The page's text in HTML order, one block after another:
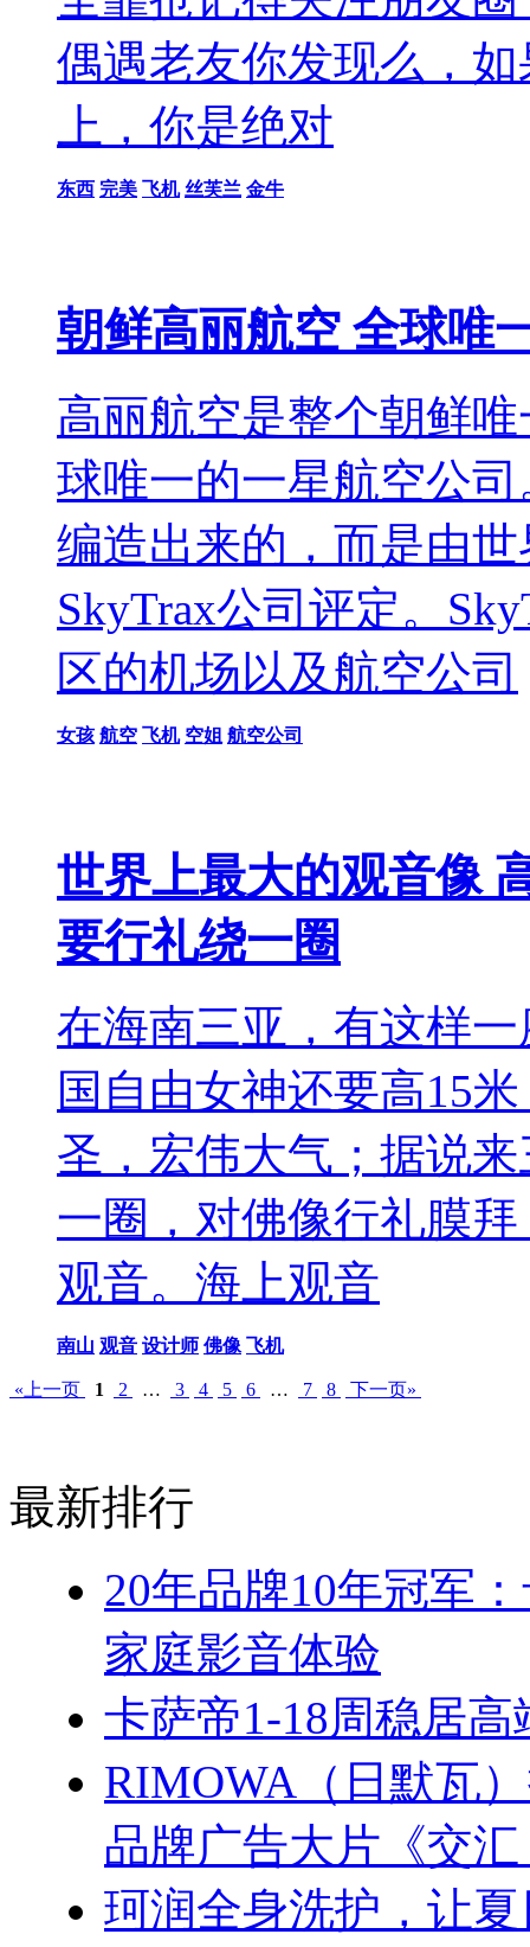
偶遇老友你发现么，
上，你是绝对
东西 完美 飞机 丝芙兰 金牛
朝鲜高丽航空 全球唯
高丽航空是整个朝鲜
球唯一的一星航空公
编造出来的，而是由
SkyTrax公司评定。
区的机场以及航空公司
女孩 航空 飞机 空姐 航空公司
世界上最大的观音像
要行礼绕一圈
在海南三亚，有这样
国自由女神还要高15
圣，宏伟大气；据说
一圈，对佛像行礼膜
观音。海上观音
南山 观音 设计师 佛像 飞机
«上一页 1 2 … 3 4 5 6 … 7 8 下一页»
最新排行
20年品牌10年冠军
家庭影音体验
卡萨帝1-18周稳居
RIMOWA（日默瓦
品牌广告大片《交
珂润全身洗护，让